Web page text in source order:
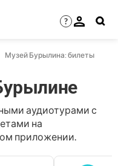
?
Музей Бурылина: билеты
аудиотурами с
на
приложении.